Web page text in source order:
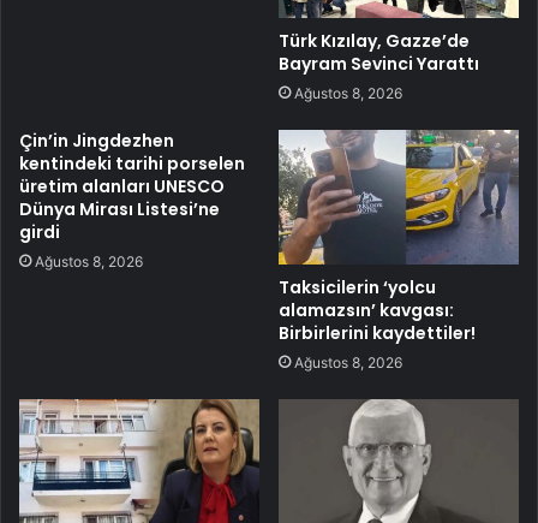
Türk Kızılay, Gazze’de
Bayram Sevinci Yarattı
Ağustos 8, 2026
Çin’in Jingdezhen
kentindeki tarihi porselen
üretim alanları UNESCO
Dünya Mirası Listesi’ne
girdi
Ağustos 8, 2026
Taksicilerin ‘yolcu
alamazsın’ kavgası:
Birbirlerini kaydettiler!
Ağustos 8, 2026